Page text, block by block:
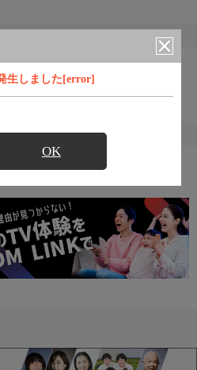
生しました[error]
OK
組